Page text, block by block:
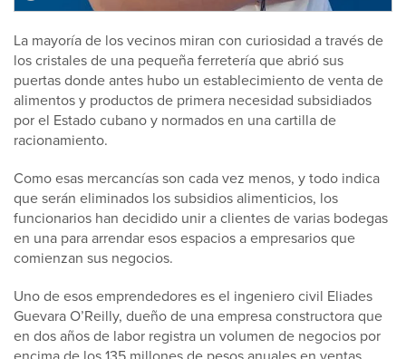
La mayoría de los vecinos miran con curiosidad a través de
los cristales de una pequeña ferretería que abrió sus
puertas donde antes hubo un establecimiento de venta de
alimentos y productos de primera necesidad subsidiados
por el Estado cubano y normados en una cartilla de
racionamiento.
Como esas mercancías son cada vez menos, y todo indica
que serán eliminados los subsidios alimenticios, los
funcionarios han decidido unir a clientes de varias bodegas
en una para arrendar esos espacios a empresarios que
comienzan sus negocios.
Uno de esos emprendedores es el ingeniero civil Eliades
Guevara O’Reilly, dueño de una empresa constructora que
en dos años de labor registra un volumen de negocios por